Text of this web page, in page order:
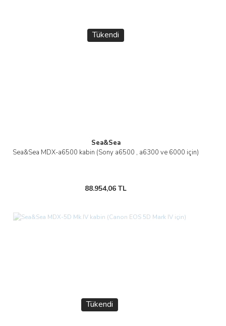
Tükendi
Sea&Sea
Sea&Sea MDX-a6500 kabin (Sony a6500 , a6300 ve 6000 için)
88.954,06 TL
Tükendi